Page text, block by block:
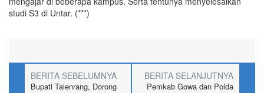
studi S3 di Untar. (***)
BERITA SEBELUMNYA
Bupati Talenrang, Dorong
BERITA SELANJUTNYA
Pemkab Gowa dan Polda